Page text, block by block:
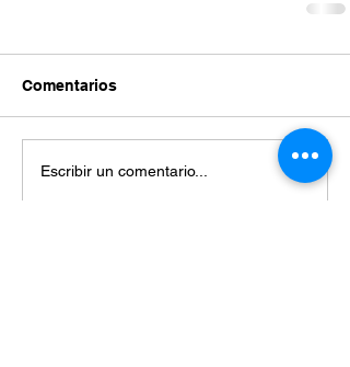
Comentarios
Escribir un comentario...